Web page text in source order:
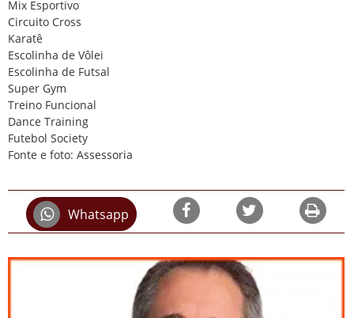
Mix Esportivo
Circuito Cross
Karatê
Escolinha de Vôlei
Escolinha de Futsal
Super Gym
Treino Funcional
Dance Training
Futebol Society
Fonte e foto: Assessoria
Whatsapp